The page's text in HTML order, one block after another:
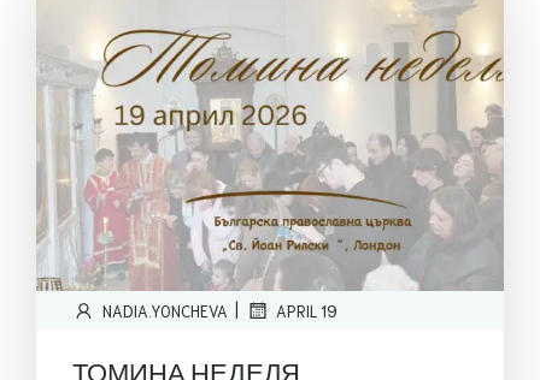
NADIA.YONCHEVA | APRIL 19
ТОМИНА НЕДЕЛЯ